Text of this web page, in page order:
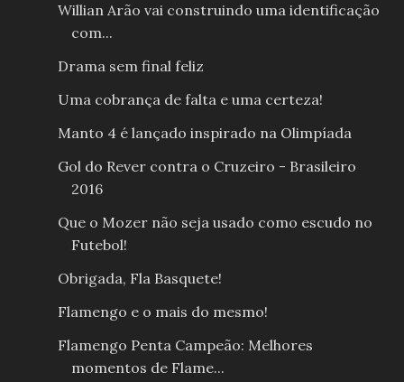
Willian Arão vai construindo uma identificação
com...
Drama sem final feliz
Uma cobrança de falta e uma certeza!
Manto 4 é lançado inspirado na Olimpíada
Gol do Rever contra o Cruzeiro - Brasileiro
2016
Que o Mozer não seja usado como escudo no
Futebol!
Obrigada, Fla Basquete!
Flamengo e o mais do mesmo!
Flamengo Penta Campeão: Melhores
momentos de Flame...